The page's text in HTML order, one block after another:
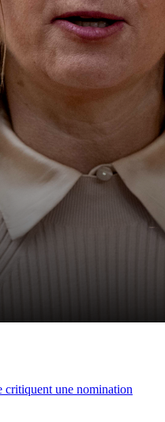
une nomination